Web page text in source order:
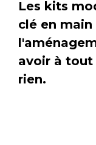
Les kits
clé en
avoir à
rien.